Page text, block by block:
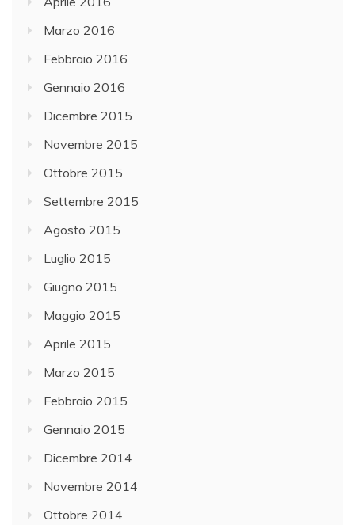
Marzo 2016
Febbraio 2016
Gennaio 2016
Dicembre 2015
Novembre 2015
Ottobre 2015
Settembre 2015
Agosto 2015
Luglio 2015
Giugno 2015
Maggio 2015
Aprile 2015
Marzo 2015
Febbraio 2015
Gennaio 2015
Dicembre 2014
Novembre 2014
Ottobre 2014